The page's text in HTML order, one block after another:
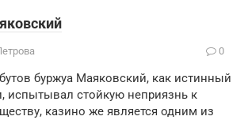
0
буржуа Маяковский, как истинный
испытывал стойкую неприязнь к
казино же является одним из